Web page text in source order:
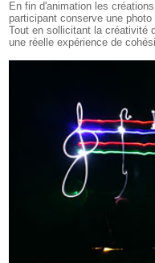
En fin d'animation les
participant conserve une
Tout en sollicitant la créativité
une réelle expérience de